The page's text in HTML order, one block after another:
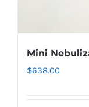
Mini
$638.00